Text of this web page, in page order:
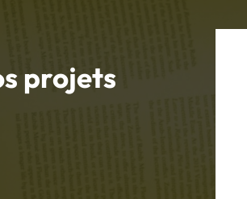
projets